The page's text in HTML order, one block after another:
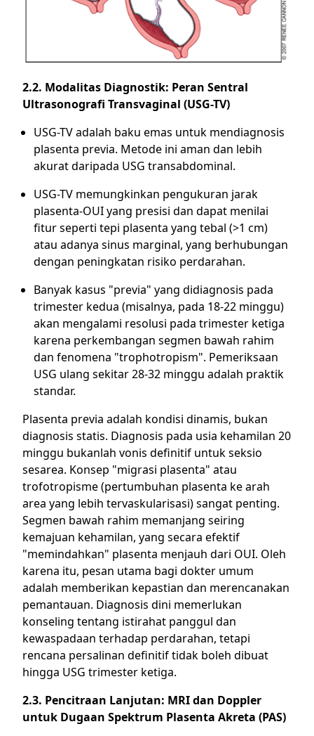
2.2. Modalitas Diagnostik: Peran Sentral
Ultrasonografi Transvaginal (USG-TV)
USG-TV adalah baku emas untuk mendiagnosis
plasenta previa. Metode ini aman dan lebih
akurat daripada USG transabdominal.
USG-TV memungkinkan pengukuran jarak
plasenta-OUI yang presisi dan dapat menilai
fitur seperti tepi plasenta yang tebal (>1 cm)
atau adanya sinus marginal, yang berhubungan
dengan peningkatan risiko perdarahan.
Banyak kasus "previa" yang didiagnosis pada
trimester kedua (misalnya, pada 18-22 minggu)
akan mengalami resolusi pada trimester ketiga
karena perkembangan segmen bawah rahim
dan fenomena "trophotropism". Pemeriksaan
USG ulang sekitar 28-32 minggu adalah praktik
standar.
Plasenta previa adalah kondisi dinamis, bukan
diagnosis statis. Diagnosis pada usia kehamilan 20
minggu bukanlah vonis definitif untuk seksio
sesarea. Konsep "migrasi plasenta" atau
trofotropisme (pertumbuhan plasenta ke arah
area yang lebih tervaskularisasi) sangat penting.
Segmen bawah rahim memanjang seiring
kemajuan kehamilan, yang secara efektif
"memindahkan" plasenta menjauh dari OUI. Oleh
karena itu, pesan utama bagi dokter umum
adalah memberikan kepastian dan merencanakan
pemantauan. Diagnosis dini memerlukan
konseling tentang istirahat panggul dan
kewaspadaan terhadap perdarahan, tetapi
rencana persalinan definitif tidak boleh dibuat
hingga USG trimester ketiga.
2.3. Pencitraan Lanjutan: MRI dan Doppler
untuk Dugaan Spektrum Plasenta Akreta (PAS)